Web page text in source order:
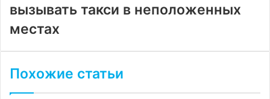
вызывать такси в неположенных
местах
Похожие статьи